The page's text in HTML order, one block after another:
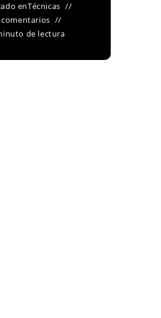
enTécnicas
comentarios
de lectura